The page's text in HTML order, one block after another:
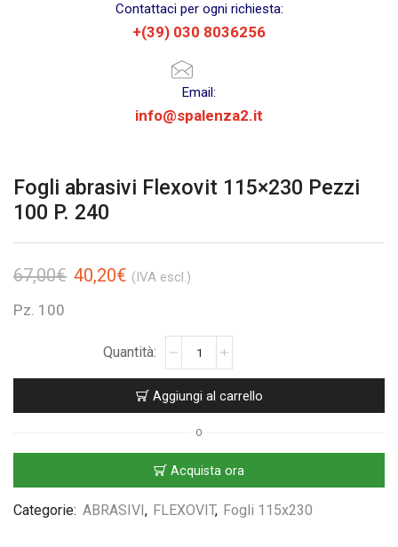
Contattaci per ogni richiesta:
+(39) 030 8036256
Email:
info@spalenza2.it
Fogli abrasivi Flexovit 115×230 Pezzi
100 P. 240
67,00€ 40,20€ (IVA escl.)
Pz. 100
Aggiungi al carrello
O
Acquista ora
Categorie: ABRASIVI, FLEXOVIT, Fogli 115x230